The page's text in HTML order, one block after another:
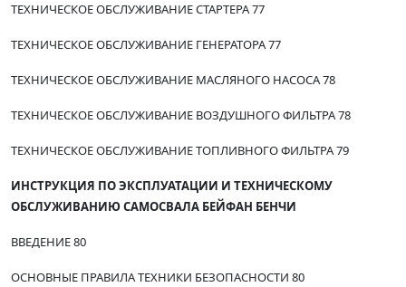
ТЕХНИЧЕСКОЕ ОБСЛУЖИВАНИЕ СТАРТЕРА 77
ТЕХНИЧЕСКОЕ ОБСЛУЖИВАНИЕ ГЕНЕРАТОРА 77
ТЕХНИЧЕСКОЕ ОБСЛУЖИВАНИЕ МАСЛЯНОГО НАСОСА 78
ТЕХНИЧЕСКОЕ ОБСЛУЖИВАНИЕ ВОЗДУШНОГО ФИЛЬТРА 78
ТЕХНИЧЕСКОЕ ОБСЛУЖИВАНИЕ ТОПЛИВНОГО ФИЛЬТРА 79
ИНСТРУКЦИЯ ПО ЭКСПЛУАТАЦИИ И ТЕХНИЧЕСКОМУ
ОБСЛУЖИВАНИЮ САМОСВАЛА БЕЙФАН БЕНЧИ
ВВЕДЕНИЕ 80
ОСНОВНЫЕ ПРАВИЛА ТЕХНИКИ БЕЗОПАСНОСТИ 80